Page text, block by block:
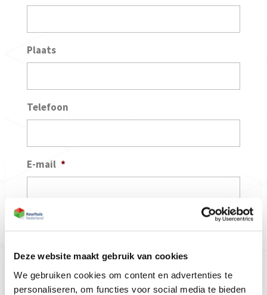
Deze website maakt gebruik van cookies
We gebruiken cookies om content en advertenties te
personaliseren, om functies voor social media te bieden
Plaats
Telefoon
E-mail *
Uw probleemstelling